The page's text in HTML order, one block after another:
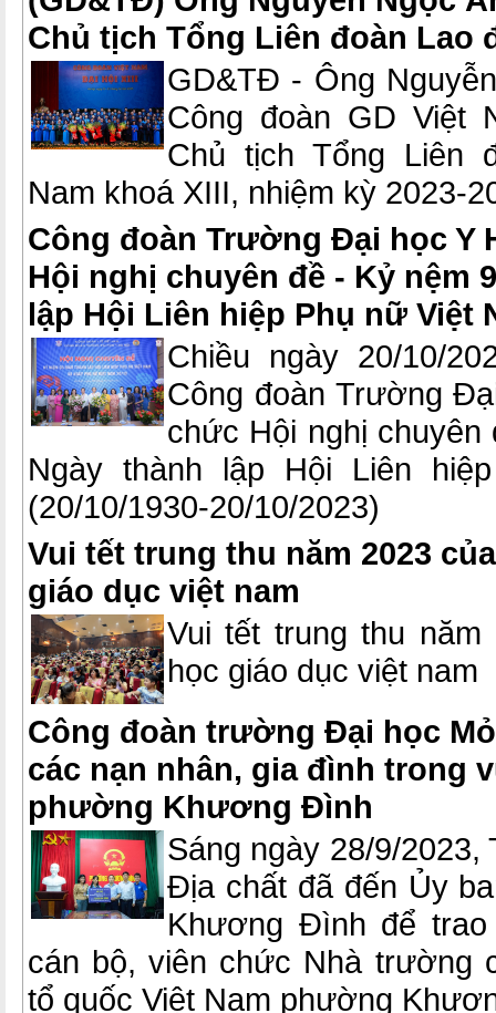
Chủ tịch Tổng Liên đoàn Lao
GD&TĐ - Ông
Công đoàn GD Việt
Chủ tịch Tổng Liên
Nam khoá XIII, nhiệm kỳ 2023-
Công đoàn Trường Đại học Y
Hội nghị chuyên đề - Kỷ nệm
lập Hội Liên hiệp Phụ nữ Việt
Chiều ngày 20/10/
Công đoàn Trường
chức Hội nghị
Ngày thành lập Hội Liên
(20/10/1930-20/10/2023)
Vui tết trung thu năm 2023
giáo dục việt nam
Vui tết trung thu
học giáo dục việt nam
Công đoàn trường Đại học
các nạn nhân, gia đình trong
phường Khương Đình
Sáng ngày 28/9/
Địa chất đã đến Ủy
Khương Đình để
cán bộ, viên chức Nhà trường
tổ quốc Việt Nam phường